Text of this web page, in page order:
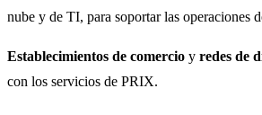
nube y de TI, para soportar las operaciones
Establecimientos de comercio y redes de
con los servicios de PRIX.